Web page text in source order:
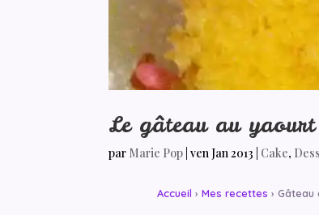
Le gâteau au
par Marie Pop |ven Jan 2013 Cake,
Accueil › Mes recettes ›